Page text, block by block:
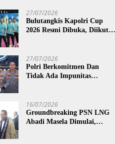
27/07/2026
Bulutangkis Kapolri Cup
2026 Resmi Dibuka, Diikuti
Difabel
27/07/2026
Polri Berkomitmen Dan
Tidak Ada Impunitas
16/07/2026
Groundbreaking PSN LNG
Abadi Masela Dimulai,